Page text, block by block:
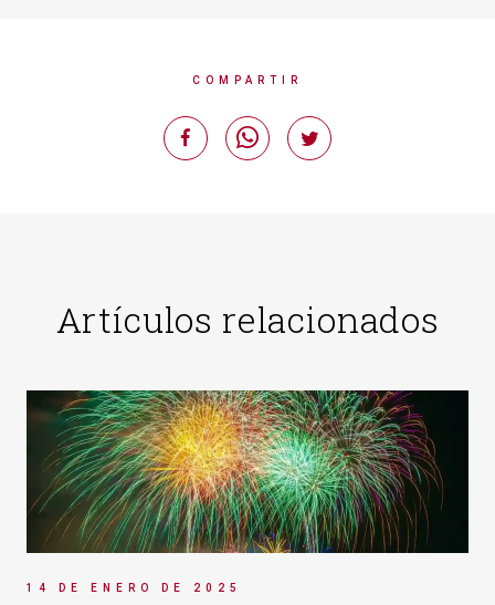
COMPARTIR
Artículos relacionados
14 DE ENERO DE 2025